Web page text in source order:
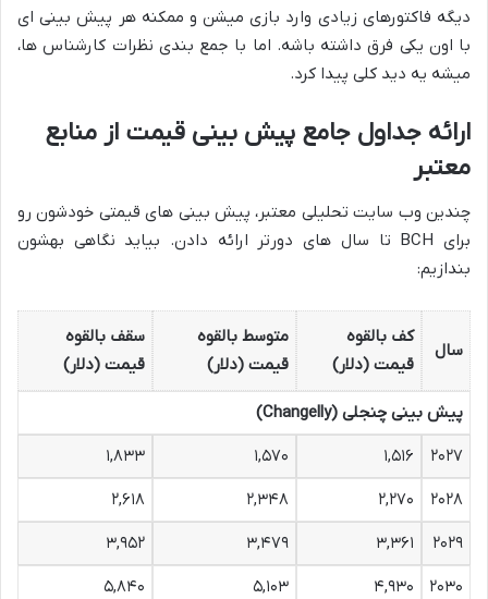
دیگه فاکتورهای زیادی وارد بازی میشن و ممکنه هر پیش بینی ای
با اون یکی فرق داشته باشه. اما با جمع بندی نظرات کارشناس ها،
میشه یه دید کلی پیدا کرد.
ارائه جداول جامع پیش بینی قیمت از منابع
معتبر
چندین وب سایت تحلیلی معتبر، پیش بینی های قیمتی خودشون رو
برای BCH تا سال های دورتر ارائه دادن. بیاید نگاهی بهشون
بندازیم:
سال
کف بالقوه
قیمت (دلار)
متوسط بالقوه
قیمت (دلار)
سقف بالقوه
قیمت (دلار)
پیش بینی چنجلی (Changelly)
۲۰۲۷
۱,۵۱۶ ۱,۵۷۰
۱,۸۳۳
۲۰۲۸
۲,۲۷۰ ۲,۳۴۸
۲,۶۱۸
۲۰۲۹
۳,۳۶۱ ۳,۴۷۹
۳,۹۵۲
۲۰۳۰
۴,۹۳۰ ۵,۱۰۳
۵,۸۴۰